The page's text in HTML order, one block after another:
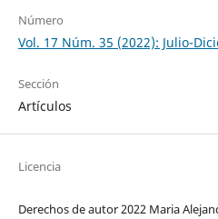
Número
Vol. 17 Núm. 35 (2022): Julio-
Sección
Artículos
Licencia
Derechos de autor 2022 Maria